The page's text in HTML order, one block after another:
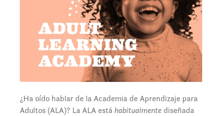
¿Ha oído hablar de la Academia de Aprendizaje para
Adultos (ALA)? La ALA estáhabitualmentediseñada